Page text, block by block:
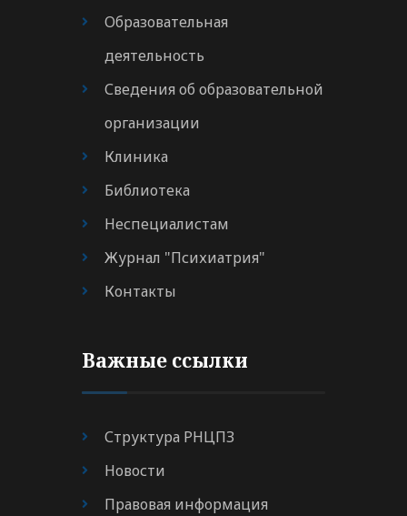
Образовательная
деятельность
Сведения об образовательной
организации
Клиника
Библиотека
Неспециалистам
Журнал "Психиатрия"
Контакты
Важные ссылки
Структура РНЦПЗ
Новости
Правовая информация